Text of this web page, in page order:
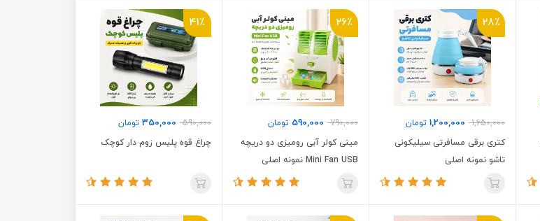
28٪
1,650,000
1,200,000 تومان
کتری برقی مسافرتی سیلیکونی
تاشو نمونه اصلی
26٪
790,000
590,000 تومان
مینی کولر آبی رومیزی دو دریچه
Mini Fan USB نمونه اصلی
41٪
590,000
350,000 تومان
چراغ قوه پلیس زوم دار کوچک